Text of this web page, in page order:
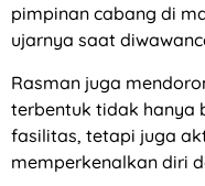
pimpinan cabang di
ujarnya saat
Rasman juga
terbentuk tidak hanya
fasilitas, tetapi juga
memperkenalkan diri